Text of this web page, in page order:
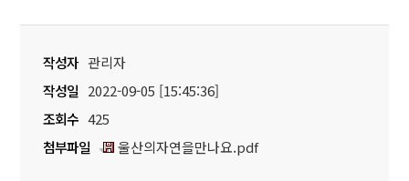
작성자 관리자
작성일 2022-09-05 [15:45:36]
조회수 425
첨부파일
울산의자연을만나요.pdf